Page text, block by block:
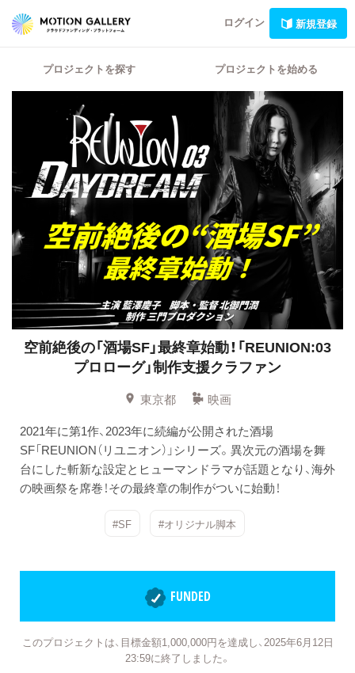
ログイン 新規登録
プロジェクトを探す プロジェクトを始める
空前絶後の「酒場SF」最終章始動！「REUNION:03
プロローグ」制作支援クラファン
東京都
映画
2021年に第1作、2023年に続編が公開された酒場
SF「REUNION（リユニオン）」シリーズ。異次元の酒場を舞
台にした斬新な設定とヒューマンドラマが話題となり、海外
の映画祭を席巻！その最終章の制作がついに始動！
#SF #オリジナル脚本
FUNDED
このプロジェクトは、目標金額1,000,000円を達成し、2025年6月12日
23:59に終了しました。